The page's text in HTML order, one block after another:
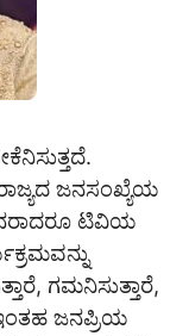
ಜನಸಂಖ್ಯೆಯ
ಟಿವಿಯ
ಗಮನಿಸುತ್ತಾರೆ,
ಇಂತಹ ಜನಪ್ರಿಯ